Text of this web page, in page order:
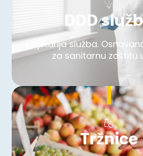
DDD
Najstarija služba.
za sanitarnu zaštitu
Tržnice